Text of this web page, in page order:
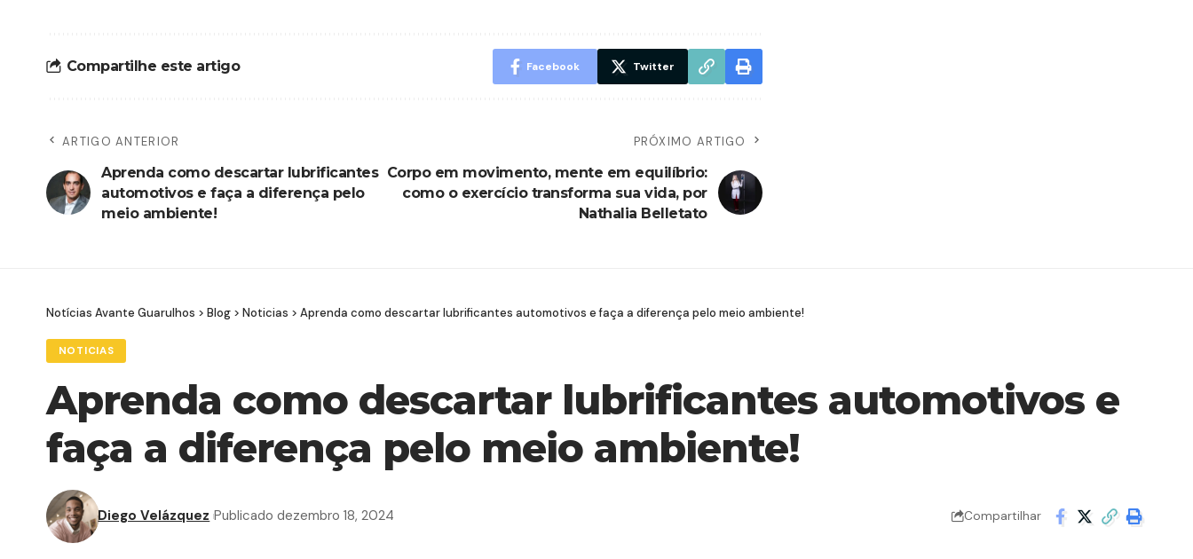
Compartilhe este artigo Facebook Twitter
ARTIGO ANTERIOR
Aprenda como descartar lubrificantes
automotivos e faça a diferença pelo
meio ambiente!
PRÓXIMO ARTIGO
Corpo em movimento, mente em equilíbrio:
como o exercício transforma sua vida, por
Nathalia Belletato
Notícias Avante Guarulhos > Blog > Noticias > Aprenda como descartar lubrificantes automotivos e faça a diferença pelo meio ambiente!
NOTICIAS
Aprenda como descartar lubrificantes automotivos e
faça a diferença pelo meio ambiente!
Diego Velázquez Publicado dezembro 18, 2024 Compartilhar